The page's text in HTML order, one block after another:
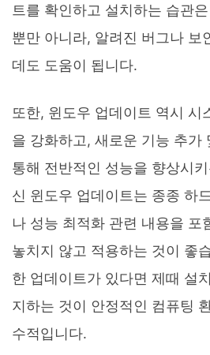
트를 확인하고 설치하는 습관
뿐만 아니라, 알려진 버그나 보
데도 도움이 됩니다.
또한, 윈도우 업데이트 역시 시
을 강화하고, 새로운 기능 추가
통해 전반적인 성능을 향상시
신 윈도우 업데이트는 종종 하
나 성능 최적화 관련 내용을 포
놓치지 않고 적용하는 것이 좋
한 업데이트가 있다면 제때 설
지하는 것이 안정적인 컴퓨팅
수적입니다.